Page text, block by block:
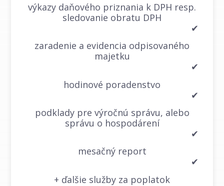
výkazy daňového priznania k DPH resp.
sledovanie obratu DPH
✔
zaradenie a evidencia odpisovaného
majetku
✔
hodinové poradenstvo
✔
podklady pre výročnú správu, alebo
správu o hospodárení
✔
mesačný report
✔
+ ďalšie služby za poplatok